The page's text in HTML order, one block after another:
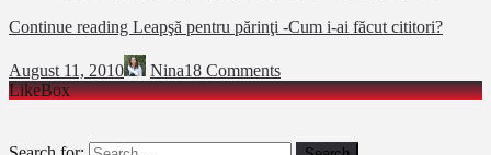
Continue reading Leapşă pentru părinţi -Cum i-ai făcut cititori?
August 11, 2010 Nina18 Comments
LikeBox